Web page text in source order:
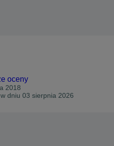
oceny
2018
dniu 03 sierpnia 2026